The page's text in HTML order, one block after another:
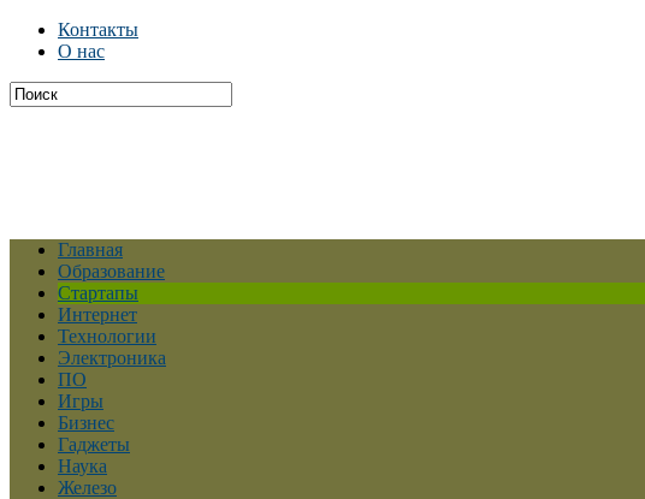
Контакты
О нас
Главная
Образование
Стартапы
Интернет
Технологии
Электроника
ПО
Игры
Бизнес
Гаджеты
Наука
Железо